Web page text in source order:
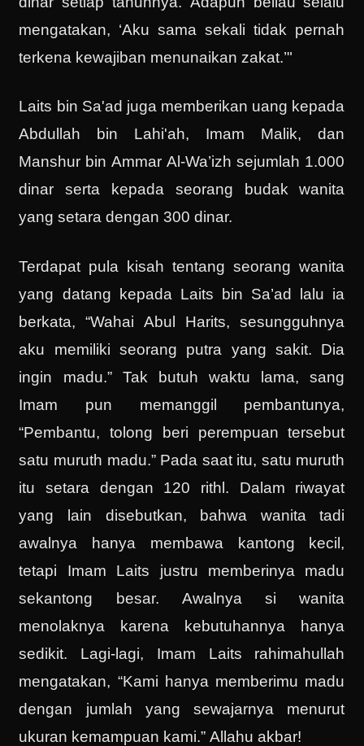
mengatakan, ‘Aku sama sekali tidak pernah
terkena kewajiban menunaikan zakat.’"
Laits bin Sa'ad juga memberikan uang kepada
Abdullah bin Lahi'ah, Imam Malik, dan
Manshur bin Ammar Al-Wa’izh sejumlah 1.000
dinar serta kepada seorang budak wanita
yang setara dengan 300 dinar.
Terdapat pula kisah tentang seorang wanita
yang datang kepada Laits bin Sa’ad lalu ia
berkata, “Wahai Abul Harits, sesungguhnya
aku memiliki seorang putra yang sakit. Dia
ingin madu.” Tak butuh waktu lama, sang
Imam pun memanggil pembantunya,
“Pembantu, tolong beri perempuan tersebut
satu muruth madu.” Pada saat itu, satu muruth
itu setara dengan 120 rithl. Dalam riwayat
yang lain disebutkan, bahwa wanita tadi
awalnya hanya membawa kantong kecil,
tetapi Imam Laits justru memberinya madu
sekantong besar. Awalnya si wanita
menolaknya karena kebutuhannya hanya
sedikit. Lagi-lagi, Imam Laits rahimahullah
mengatakan, “Kami hanya memberimu madu
dengan jumlah yang sewajarnya menurut
ukuran kemampuan kami.” Allahu akbar!